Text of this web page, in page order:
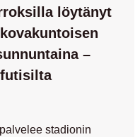
löytänyt
–
futisilta
stadionin